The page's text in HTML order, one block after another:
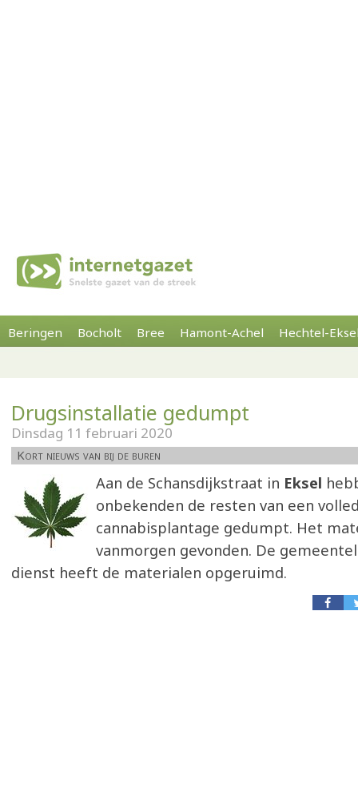
Beringen Bocholt Bree Hamont-Achel Hechtel-
Drugsinstallatie gedumpt
Dinsdag 11 februari 2020
Kort nieuws van bij de buren
Aan de Schansdijkstraat in Eksel
onbekenden de resten van een
cannabisplantage gedumpt. Het
vanmorgen gevonden. De
dienst heeft de materialen opgeruimd.